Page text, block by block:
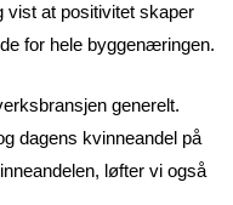
vist at positivitet skaper
for hele byggenæringen.
generelt.
dagens kvinneandel på
løfter vi også